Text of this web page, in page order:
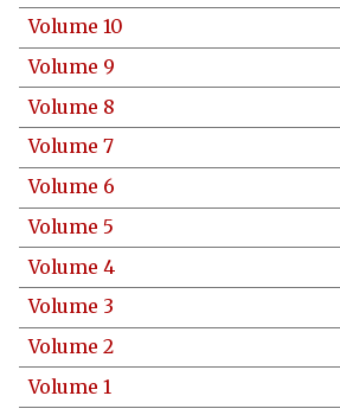
Volume 10
Volume 9
Volume 8
Volume 7
Volume 6
Volume 5
Volume 4
Volume 3
Volume 2
Volume 1